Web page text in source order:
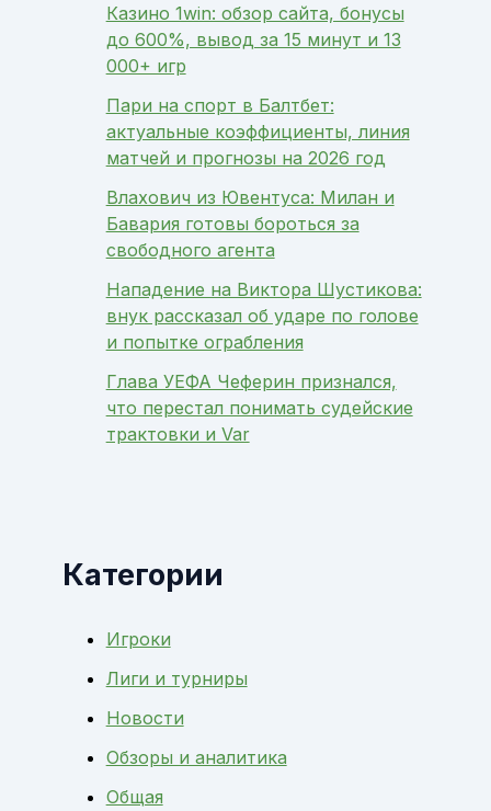
Казино 1win: обзор сайта, бонусы
до 600%, вывод за 15 минут и 13
000+ игр
Пари на спорт в Балтбет:
актуальные коэффициенты, линия
матчей и прогнозы на 2026 год
Влахович из Ювентуса: Милан и
Бавария готовы бороться за
свободного агента
Нападение на Виктора Шустикова:
внук рассказал об ударе по голове
и попытке ограбления
Глава УЕФА Чеферин признался,
что перестал понимать судейские
трактовки и Var
Категории
Игроки
Лиги и турниры
Новости
Обзоры и аналитика
Общая